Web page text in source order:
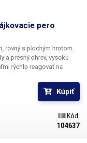
pero
rovný s plochým hrotom.
a presný ohrev, vysokú
rýchlo reagovať na
drôtov s veľkým prierezom.
ocele, medený
hroty T60 sú určené
T60 a T80 nie sú
1ks hrot
Kúpiť
Kód:
104637